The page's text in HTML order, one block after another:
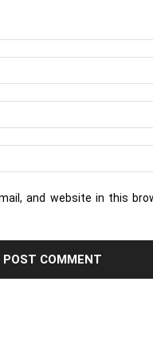
and website in this